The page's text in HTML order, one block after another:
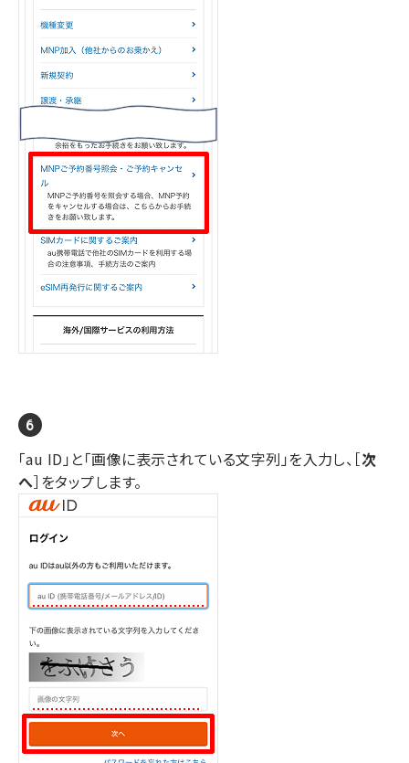
「au ID」と「画像に表示されている文字列」を入力し、［次
へ］をタップします。